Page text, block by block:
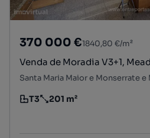
370 000 €1840,80 €/m²
Venda de Moradia V3+1,
Tipologia
T3
Preço por metro quadrado
201 m²